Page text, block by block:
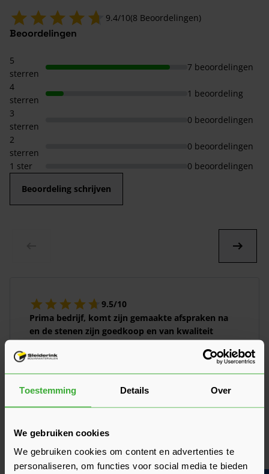
Toestemming Details Over
We gebruiken cookies
We gebruiken cookies om content en advertenties te
personaliseren, om functies voor social media te bieden
9.4/10(8 Beoordelingen)
Beoordelingen
5
sterren
7 beoordelingen
4
sterren
1 beoordeling
3
sterren
0 beoordelingen
2
sterren
0 beoordelingen
1 ster
0 beoordelingen
Beoordeling schrijven
9.5/10
Prima bedrijf, komt zijn gemaakte afspraken na
en de stenen zijn goedkoop en van kwaliteit
volgens mn bestrater
DoorKelly
Mijn ervaring is positief, de levering was snel en
tuin betegeld met a kwaliteit stenen.
Prima stenen
goed geinformeerd
Je moet rekening houden met een deelzending. Dus
je kan geen exacte datum kiezen